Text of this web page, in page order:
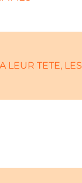
LEUR TETE, LES